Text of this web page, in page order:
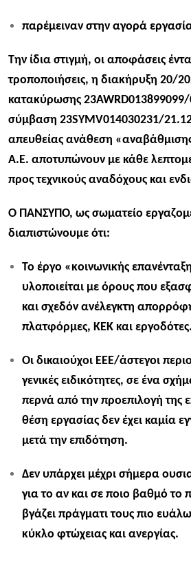
παρέμειναν στην αγορά
Την ίδια στιγμή, οι αποφάσεις
τροποποιήσεις, η διακήρυξη 20/
κατακύρωσης
σύμβαση 23SYMV014030231/
απευθείας ανάθεση
A.E. αποτυπώνουν με κάθε
προς τεχνικούς αναδόχους και
Ο ΠΑΝΣΥΠΟ, ως σωματείο
διαπιστώνουμε ότι:
Το έργο «κοινωνικής
υλοποιείται με όρους που
και σχεδόν ανέλεγκτη
πλατφόρμες, ΚΕΚ και εργοδότες.
Οι δικαιούχοι ΕΕΕ/άστεγοι
γενικές ειδικότητες, σε ένα
περνά από την προεπιλογή της
θέση εργασίας δεν έχει καμία
μετά την επιδότηση.​
Δεν υπάρχει μέχρι σήμερα
για το αν και σε ποιο βαθμό
βγάζει πράγματι τους πιο
κύκλο φτώχειας και ανεργίας.